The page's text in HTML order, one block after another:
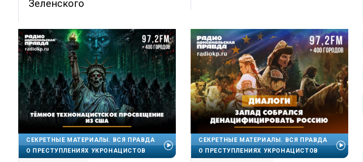
Зеленского
СЕКРЕТНЫЕ МАТЕРИАЛЫ. ВСЯ ПРАВДА
О ПРЕСТУПЛЕНИЯХ УКРОНАЦИСТОВ
СЕКРЕТНЫЕ МАТЕРИАЛЫ. ВСЯ ПРАВДА
О ПРЕСТУПЛЕНИЯХ УКРОНАЦИСТОВ